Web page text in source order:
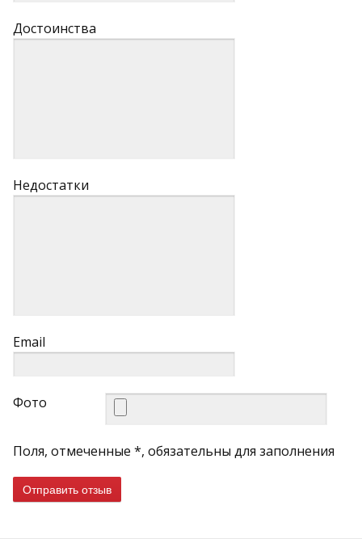
Достоинства
Недостатки
Email
Фото
Поля, отмеченные *, обязательны для заполнения
Отправить отзыв